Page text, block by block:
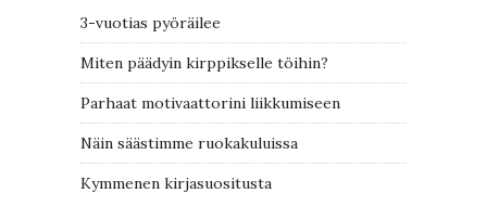
3-vuotias pyöräilee
Miten päädyin kirppikselle töihin?
Parhaat motivaattorini liikkumiseen
Näin säästimme ruokakuluissa
Kymmenen kirjasuositusta